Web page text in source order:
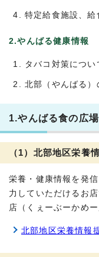
特定給食施設、給
2.やんばる健康情報
タバコ対策につい
北部（やんばる）
1.やんばる食の広場
（1）北部地区栄養
栄養・健康情報を発
力していただけるお
店（くぇーぶーかめ
北部地区栄養情報